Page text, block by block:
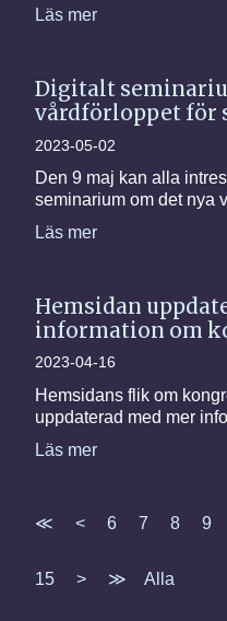
Läs mer
Digitalt
vårdförloppet för
2023-05-02
Den 9 maj kan alla
seminarium om det nya
Läs mer
Hemsidan
information om
2023-04-16
Hemsidans flik om
uppdaterad med mer
Läs mer
≪ < 6 7 8 9
15 > ≫ Alla